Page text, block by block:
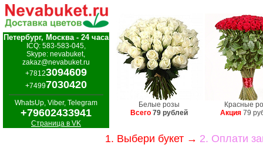
Петербург, Москва - 24 часа
ICQ: 583-583-045,
Skype: nevabuket,
zakaz@nevabuket.ru
+78123094609
+74997030420
WhatsUp, Viber, Telegram
+79602433941
Страница в VK
Белые розы
Всего 79 рублей
Красные
Акция 79
1. Выбери букет → 2. Оплати